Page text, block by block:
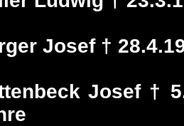
Josef †
Josef †